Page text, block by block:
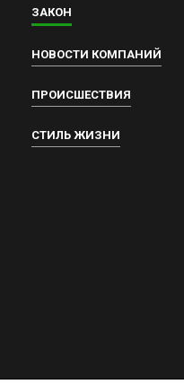
ЗАКОН
НОВОСТИ КОМПАНИЙ
ПРОИСШЕСТВИЯ
СТИЛЬ ЖИЗНИ